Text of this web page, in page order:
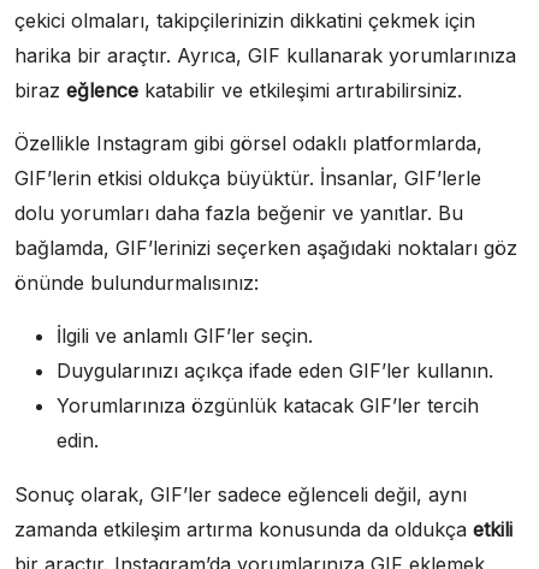
çekici olmaları, takipçilerinizin dikkatini çekmek için
harika bir araçtır. Ayrıca, GIF kullanarak yorumlarınıza
biraz eğlence katabilir ve etkileşimi artırabilirsiniz.
Özellikle Instagram gibi görsel odaklı platformlarda,
GIF’lerin etkisi oldukça büyüktür. İnsanlar, GIF’lerle
dolu yorumları daha fazla beğenir ve yanıtlar. Bu
bağlamda, GIF’lerinizi seçerken aşağıdaki noktaları göz
önünde bulundurmalısınız:
İlgili ve anlamlı GIF’ler seçin.
Duygularınızı açıkça ifade eden GIF’ler kullanın.
Yorumlarınıza özgünlük katacak GIF’ler tercih
edin.
Sonuç olarak, GIF’ler sadece eğlenceli değil, aynı
zamanda etkileşim artırma konusunda da oldukça etkili
bir araçtır. Instagram’da yorumlarınıza GIF eklemek,